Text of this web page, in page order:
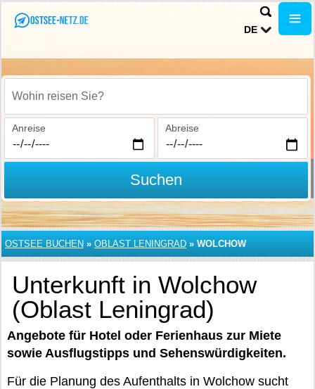
DE
Wohin reisen Sie?
Anreise Abreise
Suchen
OSTSEE BUCHEN » OBLAST LENINGRAD » WOLCHOW
Unterkunft in Wolchow
(Oblast Leningrad)
Angebote für Hotel oder Ferienhaus zur Miete
sowie Ausflugstipps und Sehenswürdigkeiten.
Für die Planung des Aufenthalts in Wolchow sucht